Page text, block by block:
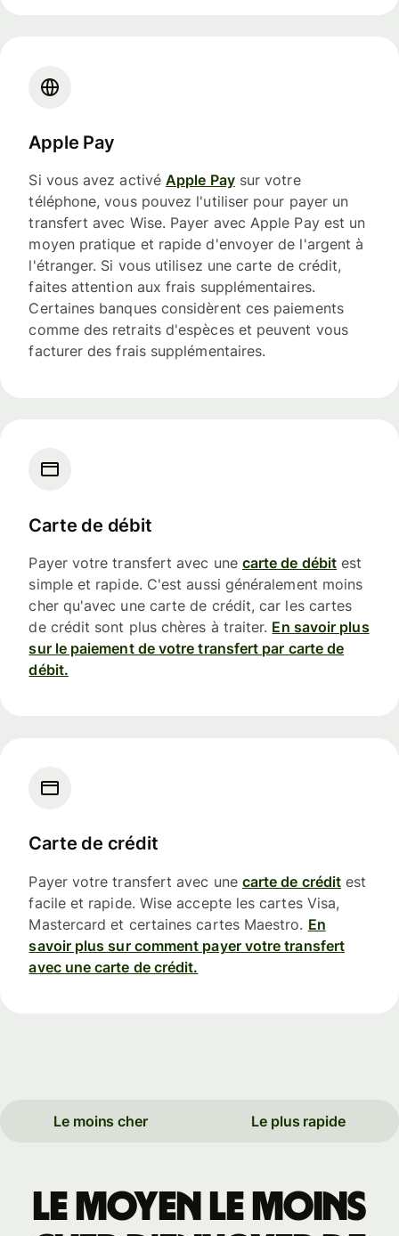
Apple Pay
Si vous avez activéApple Paysur votre
téléphone, vous pouvez l'utiliser pour payer un
transfert avec Wise. Payer avec Apple Pay est un
moyen pratique et rapide d'envoyer de l'argent à
l'étranger. Si vous utilisez une carte de crédit,
faites attention aux frais supplémentaires.
Certaines banques considèrent ces paiements
comme des retraits d'espèces et peuvent vous
facturer des frais supplémentaires.
Carte de débit
Payer votre transfert avec une carte de débit est
simple et rapide. C'est aussi généralement moins
cher qu'avec une carte de crédit, car les cartes
de crédit sont plus chères à traiter. En savoir plus
sur le paiement de votre transfert par carte de
débit.
Carte de crédit
Payer votre transfert avec une carte de crédit est
facile et rapide. Wise accepte les cartes Visa,
Mastercard et certaines cartes Maestro. En
savoir plus sur comment payer votre transfert
avec une carte de crédit.
Le moins cher Le plus rapide
Le moyen le moins